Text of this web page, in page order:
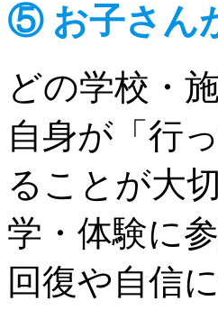
⑤ お子さん
どの学校・
自身が「行
ることが大
学・体験に
回復や自信